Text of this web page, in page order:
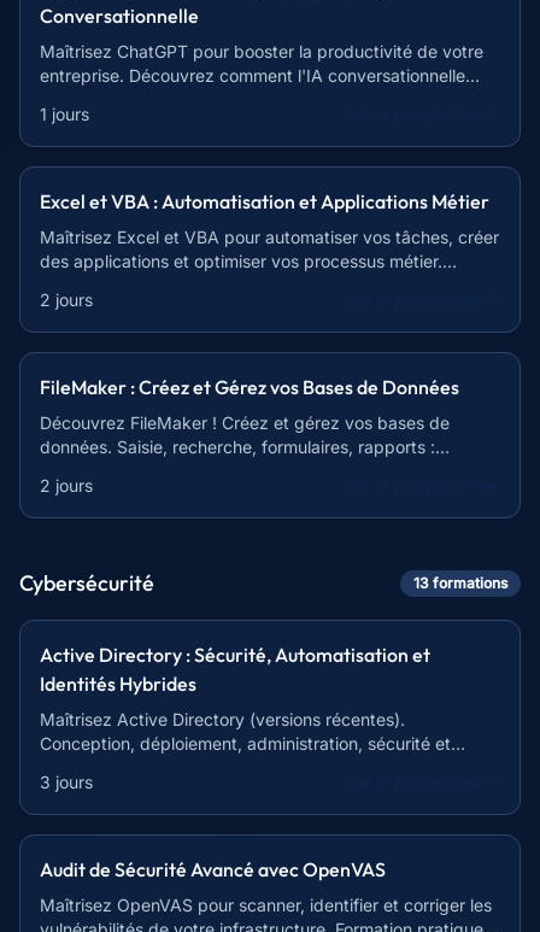
Conversationnelle
Maîtrisez ChatGPT pour booster la productivité de votre
entreprise. Découvrez comment l'IA conversationnelle
1 jours
Excel et VBA : Automatisation et Applications Métier
Maîtrisez Excel et VBA pour automatiser vos tâches, créer
des applications et optimiser vos processus métier.
2 jours
FileMaker : Créez et Gérez vos Bases de Données
Découvrez FileMaker ! Créez et gérez vos bases de
données. Saisie, recherche, formulaires, rapports :
2 jours
Cybersécurité 13 formations
Active Directory : Sécurité, Automatisation et
Identités Hybrides
Maîtrisez Active Directory (versions récentes).
Conception, déploiement, administration, sécurité et
3 jours
Audit de Sécurité Avancé avec OpenVAS
Maîtrisez OpenVAS pour scanner, identifier et corriger les